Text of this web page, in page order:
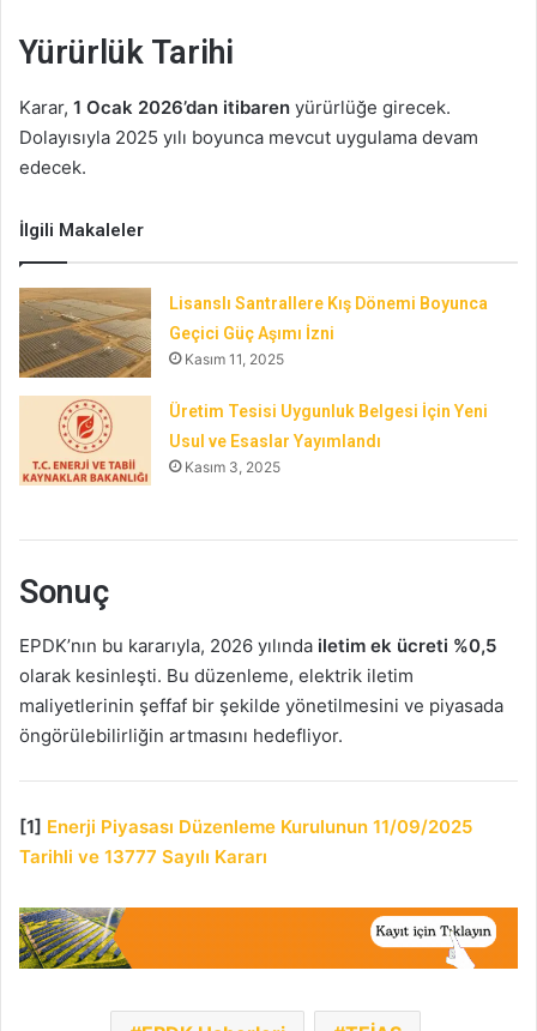
Yürürlük Tarihi
Karar, 1 Ocak 2026’dan itibaren yürürlüğe girecek.
Dolayısıyla 2025 yılı boyunca mevcut uygulama devam
edecek.
İlgili Makaleler
Lisanslı Santrallere Kış Dönemi Boyunca
Geçici Güç Aşımı İzni
Kasım 11, 2025
Üretim Tesisi Uygunluk Belgesi İçin Yeni
Usul ve Esaslar Yayımlandı
Kasım 3, 2025
Sonuç
EPDK’nın bu kararıyla, 2026 yılında iletim ek ücreti %0,5
olarak kesinleşti. Bu düzenleme, elektrik iletim
maliyetlerinin şeffaf bir şekilde yönetilmesini ve piyasada
öngörülebilirliğin artmasını hedefliyor.
[1] Enerji Piyasası Düzenleme Kurulunun 11/09/2025
Tarihli ve 13777 Sayılı Kararı